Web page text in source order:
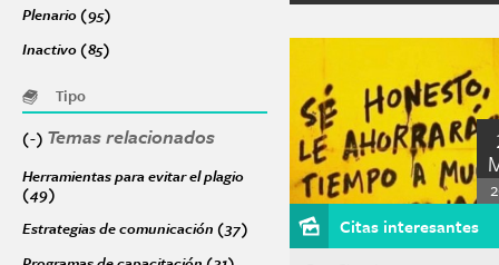
Plenario (95)
Inactivo (85)
Tipo
(-) Remove Temas relacionados filter
Temas relacionados
Herramientas para evitar el plagio
(49) Apply Herramientas para evitar el plagio filter
Estrategias de comunicación (37) Apply Estrategias de comunicación
Citas interesantes